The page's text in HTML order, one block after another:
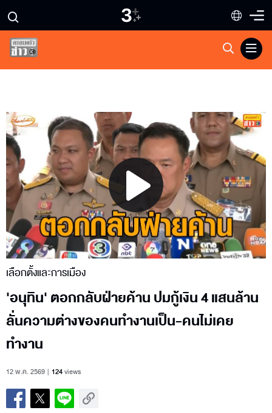
Play
Video
เลือกตั้งและการเมือง
'อนุทิน' ตอกกลับฝ่ายค้าน ปมกู้เงิน 4 แสนล้าน
ลั่นความต่างของคนทำงานเป็น-คนไม่เคย
ทำงาน
12 พ.ค. 2569 124views